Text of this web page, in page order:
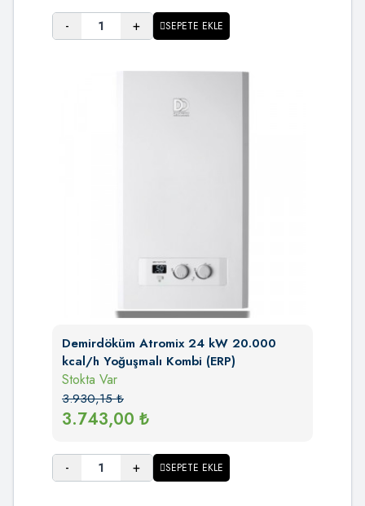
- + SEPETE EKLE
Demirdöküm Atromix 24 kW 20.000
kcal/h Yoğuşmalı Kombi (ERP)
Stokta Var
3.930,15₺
3.743,00 ₺
- + SEPETE EKLE